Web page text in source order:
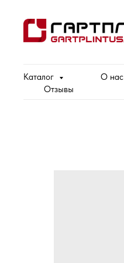
Каталог О нас
Отзывы